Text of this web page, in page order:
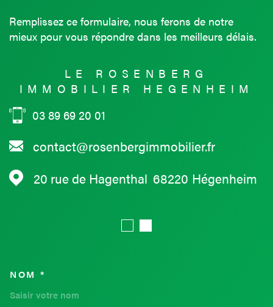
Remplissez ce formulaire, nous ferons de notre
mieux pour vous répondre dans les meilleurs délais.
LE ROSENBERG
IMMOBILIER HEGENHEIM
03 89 69 20 01
contact@rosenbergimmobilier.fr
20 rue de Hagenthal 68220 Hégenheim
NOM *